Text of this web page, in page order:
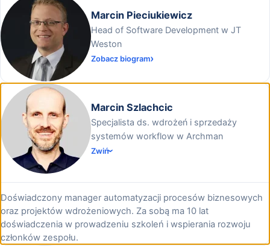
Marcin Pieciukiewicz
Head of Software Development w JT
Weston
Zobacz biogram
Marcin Szlachcic
Specjalista ds. wdrożeń i sprzedaży
systemów workflow w Archman
Zwiń
Doświadczony manager automatyzacji procesów biznesowych
oraz projektów wdrożeniowych. Za sobą ma 10 lat
doświadczenia w prowadzeniu szkoleń i wspierania rozwoju
członków zespołu.